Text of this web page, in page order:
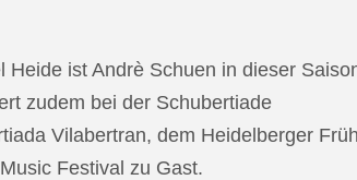
ist Andrè Schuen in dieser
zudem bei der Schubertiade
Vilabertran, dem Heidelberger
Festival zu Gast.